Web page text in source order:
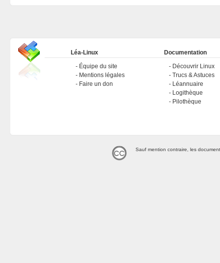
Léa-Linux
Équipe du site
Mentions légales
Faire un don
Documentation
Découvrir Linux
Trucs & Astuces
Léannuaire
Logithèque
Pilothèque
Sauf mention contraire, les